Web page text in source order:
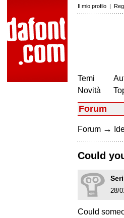
Il mio profilo |
Temi
Novità
Forum
Forum →
Could
28/
Could